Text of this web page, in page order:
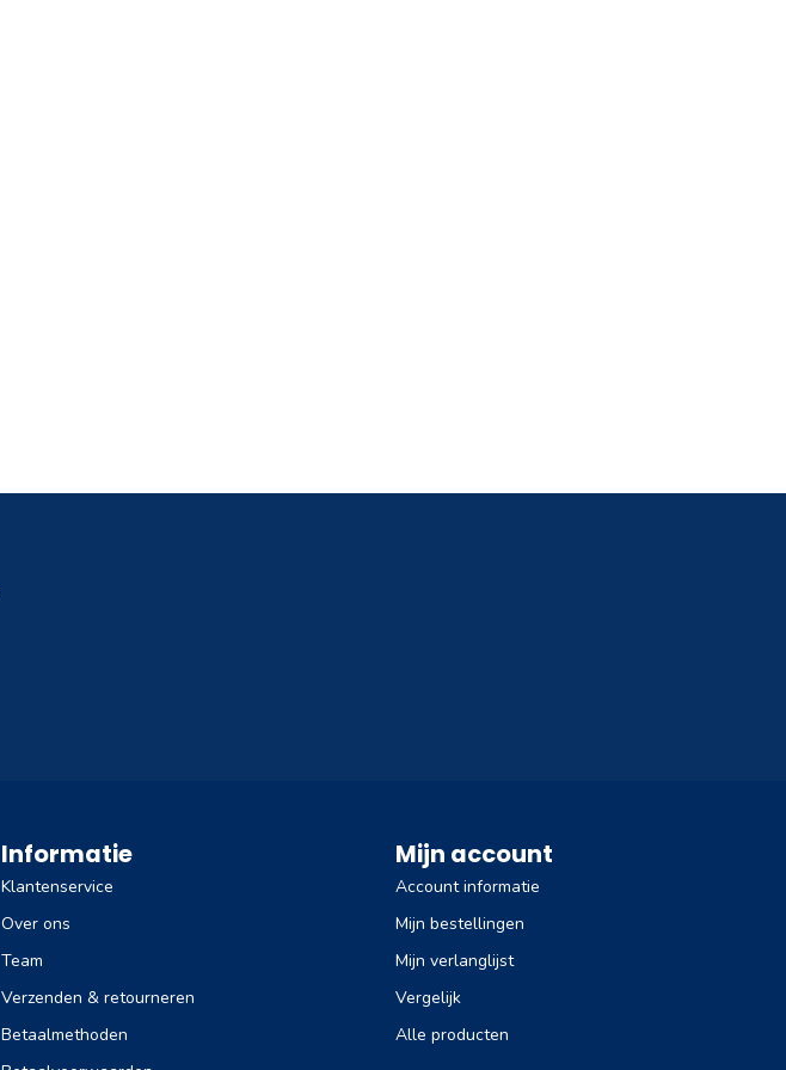
Informatie
Klantenservice
Over ons
Team
Verzenden & retourneren
Betaalmethoden
Mijn account
Account informatie
Mijn bestellingen
Mijn verlanglijst
Vergelijk
Alle producten